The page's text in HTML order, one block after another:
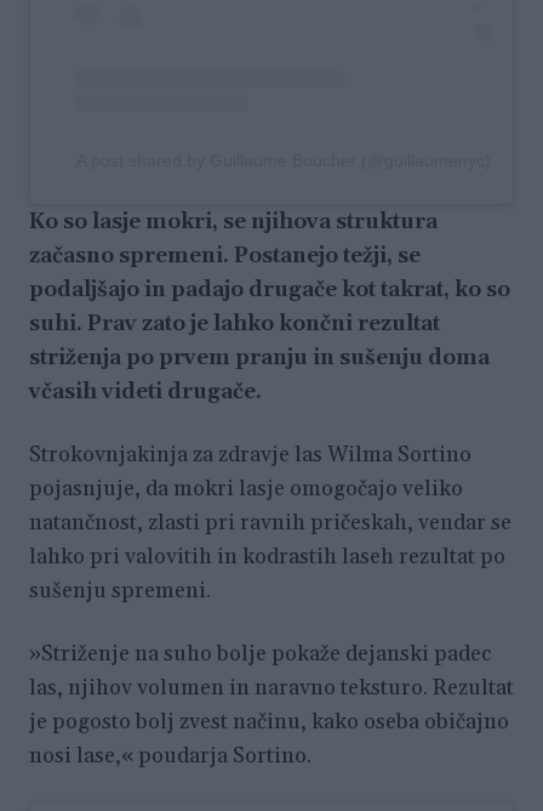
Ko so lasje mokri, se njihova struktura
začasno spremeni. Postanejo težji, se
podaljšajo in padajo drugače kot takrat, ko so
suhi. Prav zato je lahko končni rezultat
striženja po prvem pranju in sušenju doma
včasih videti drugače.
Strokovnjakinja za zdravje las Wilma Sortino
pojasnjuje, da mokri lasje omogočajo veliko
natančnost, zlasti pri ravnih pričeskah, vendar se
lahko pri valovitih in kodrastih laseh rezultat po
sušenju spremeni.
»Striženje na suho bolje pokaže dejanski padec
las, njihov volumen in naravno teksturo. Rezultat
je pogosto bolj zvest načinu, kako oseba običajno
nosi lase,« poudarja Sortino.